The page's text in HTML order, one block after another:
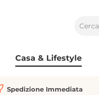
Casa & Lifestyle
Spedizione Immediata